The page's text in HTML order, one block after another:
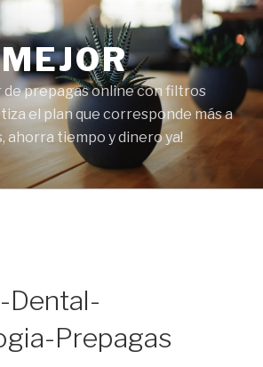
de prepagas online con filtros
el plan que corresponde más a
ahorra tiempo y dinero ya!
Dental-
Prepagas